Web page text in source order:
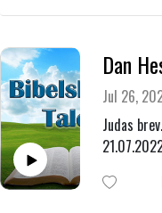
Jul 26,
Judas